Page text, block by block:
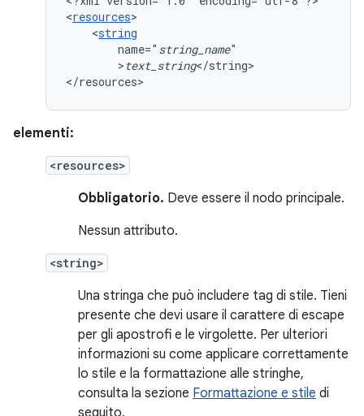
<resources
<string
name=" string_name
>text_string</string>
</resources>
elementi:
<resources>
Obbligatorio. Deve essere il nodo principale.
Nessun attributo.
<string>
Una stringa che può includere tag di stile. Tieni
presente che devi usare il carattere di escape
per gli apostrofi e le virgolette. Per ulteriori
informazioni su come applicare correttamente
lo stile e la formattazione alle stringhe,
consulta la sezione Formattazione e stile di
seguito.